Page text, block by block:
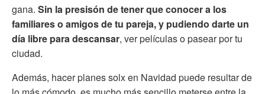
gana. Sin la presisón de tener que conocer a los
familiares o amigos de tu pareja, y pudiendo darte un
día libre para descansar, ver películas o pasear por tu
ciudad.
Además, hacer planes solx en Navidad puede resultar de